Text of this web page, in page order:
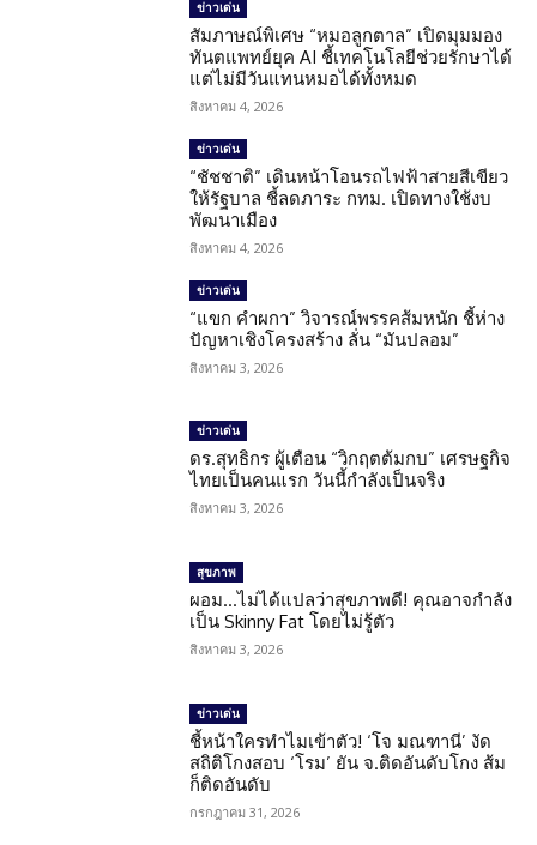
ข่าวเด่น
สัมภาษณ์พิเศษ “หมอลูกตาล” เปิดมุมมอง
ทันตแพทย์ยุค AI ชี้เทคโนโลยีช่วยรักษาได้
แต่ไม่มีวันแทนหมอได้ทั้งหมด
สิงหาคม 4, 2026
ข่าวเด่น
“ชัชชาติ” เดินหน้าโอนรถไฟฟ้าสายสีเขียว
ให้รัฐบาล ชี้ลดภาระ กทม. เปิดทางใช้งบ
พัฒนาเมือง
สิงหาคม 4, 2026
ข่าวเด่น
“แขก คำผกา” วิจารณ์พรรคส้มหนัก ชี้ห่าง
ปัญหาเชิงโครงสร้าง ลั่น “มันปลอม”
สิงหาคม 3, 2026
ข่าวเด่น
ดร.สุทธิกร ผู้เตือน “วิกฤตต้มกบ” เศรษฐกิจ
ไทยเป็นคนแรก วันนี้กำลังเป็นจริง
สิงหาคม 3, 2026
สุขภาพ
ผอม…ไม่ได้แปลว่าสุขภาพดี! คุณอาจกำลัง
เป็น Skinny Fat โดยไม่รู้ตัว
สิงหาคม 3, 2026
ข่าวเด่น
ชี้หน้าใครทำไมเข้าตัว! ‘โจ มณฑานี’ งัด
สถิติโกงสอบ ‘โรม’ ยัน จ.ติดอันดับโกง ส้ม
ก็ติดอันดับ
กรกฎาคม 31, 2026